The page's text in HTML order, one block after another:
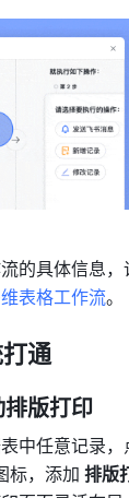
的具体信息，
表格工作流。
通
版打印
中任意记录
标，添加 排版